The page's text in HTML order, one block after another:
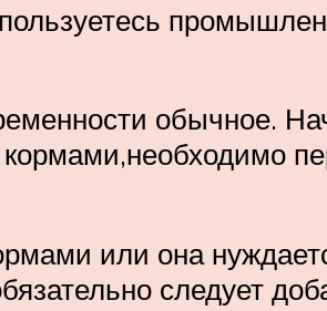
обычное.
или она
следует